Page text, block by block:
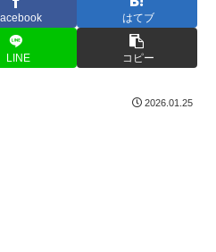
はてブ
LINE コピー
2026.01.25